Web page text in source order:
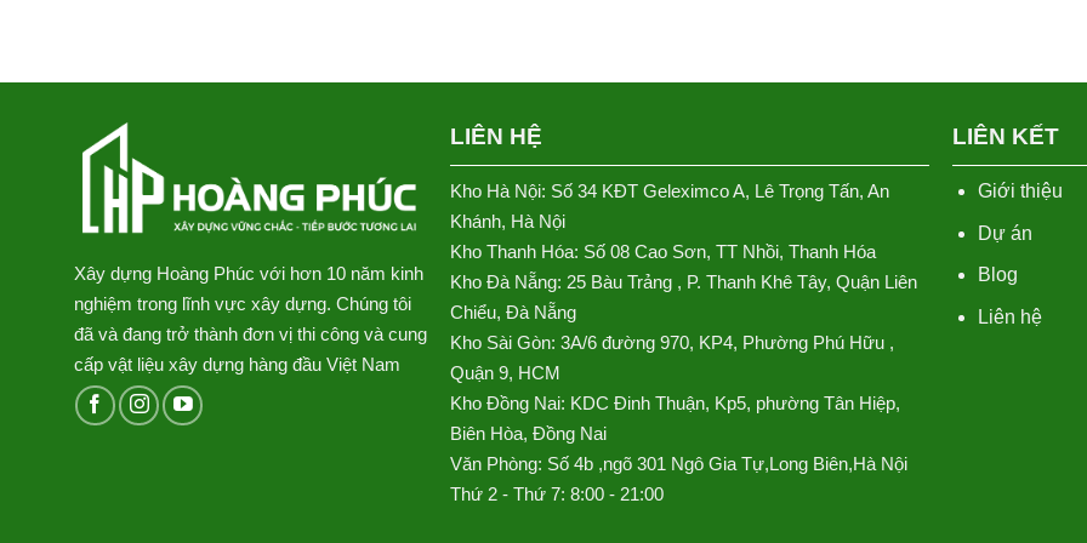
Xây dựng Hoàng Phúc với hơn 10 năm kinh
nghiệm trong lĩnh vực xây dựng. Chúng tôi
đã và đang trở thành đơn vị thi công và cung
cấp vật liệu xây dựng hàng đầu Việt Nam
LIÊN HỆ
Kho Hà Nội: Số 34 KĐT Geleximco A, Lê Trọng Tấn, An
Khánh, Hà Nội
Kho Thanh Hóa: Số 08 Cao Sơn, TT Nhồi, Thanh Hóa
Kho Đà Nẵng: 25 Bàu Trảng , P. Thanh Khê Tây, Quận Liên
Chiểu, Đà Nẵng
Kho Sài Gòn: 3A/6 đường 970, KP4, Phường Phú Hữu ,
Quận 9, HCM
Kho Đồng Nai: KDC Đinh Thuận, Kp5, phường Tân Hiệp,
Biên Hòa, Đồng Nai
Văn Phòng: Số 4b ,ngõ 301 Ngô Gia Tự,Long Biên,Hà Nội
Thứ 2 - Thứ 7: 8:00 - 21:00
LIÊN KẾT
Giới thiệu
Dự án
Blog
Liên hệ